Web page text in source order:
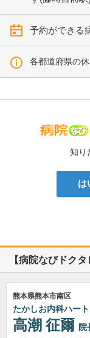
予約ができる
各都道府県の
知り
は
【病院なびドク
熊本県熊本市南区
たかしお内科ハー
高潮 征爾 院